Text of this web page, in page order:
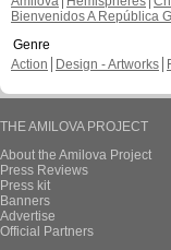
Bienvenidos A República
Genre
Action
Design - Artworks
THE AMILOVA PROJECT
About the Amilova Project
Press Reviews
Press kit
Banners
Advertise
Official Partners